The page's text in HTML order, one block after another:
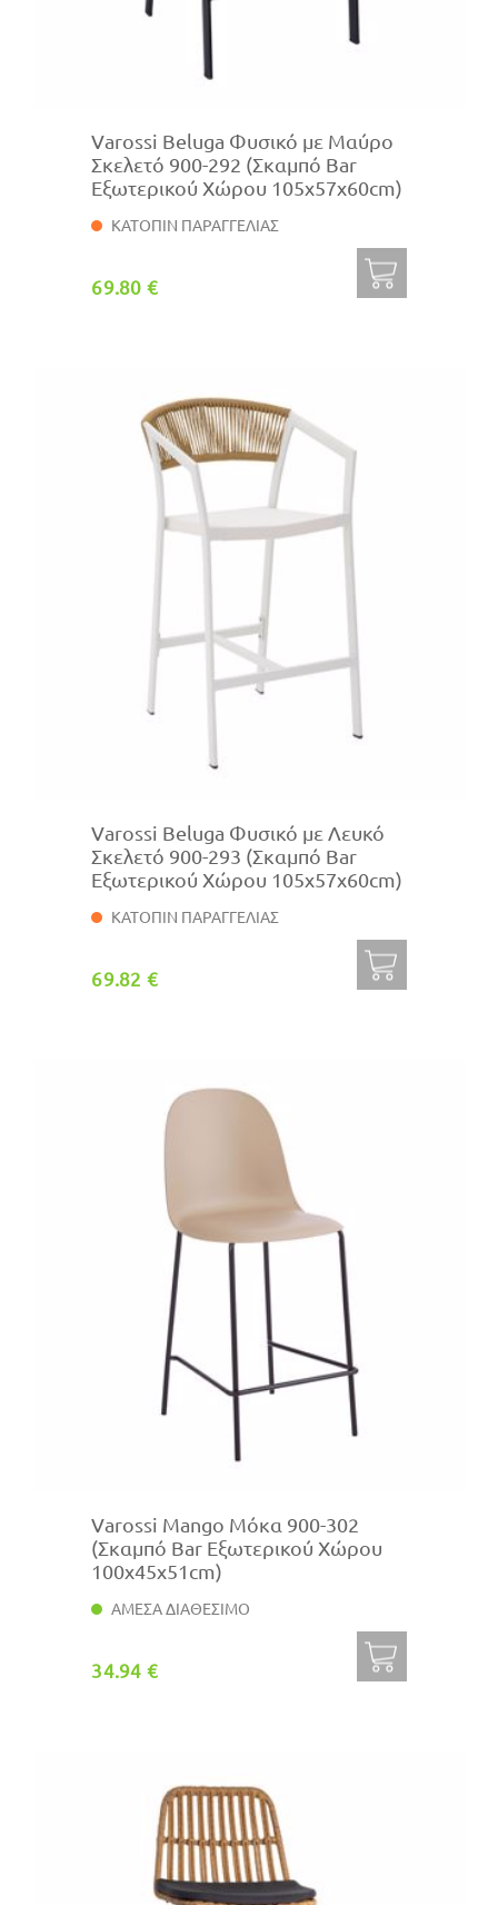
Varossi Beluga Φυσικό με Μαύρο
Σκελετό 900-292 (Σκαμπό Bar
Εξωτερικού Χώρου 105x57x60cm)
ΚΑΤΟΠΙΝ ΠΑΡΑΓΓΕΛΙΑΣ
69.80 €
Varossi Beluga Φυσικό με Λευκό
Σκελετό 900-293 (Σκαμπό Bar
Εξωτερικού Χώρου 105x57x60cm)
ΚΑΤΟΠΙΝ ΠΑΡΑΓΓΕΛΙΑΣ
69.82 €
Varossi Mango Μόκα 900-302
(Σκαμπό Bar Εξωτερικού Χώρου
100x45x51cm)
ΑΜΕΣΑ ΔΙΑΘΕΣΙΜΟ
34.94 €